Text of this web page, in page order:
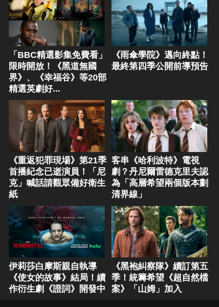
「BBC精選影集免費看」
限時開放！《黑道無國
界》、《幸福谷》等20部
精選英劇好...
《雨傘學院》邁向終點！
最終第四季公開前導預告
《重返犯罪現場》第21季
首播紀念已逝演員！「尼
克」喊話請觀眾備好衛生
紙
客串《哈利波特》電視
劇？丹尼爾雷德克里夫認
為「高層希望兩個版本劃
清界線」
伊莉莎白摩斯親自執導
《使女的故事》結局！續
作衍生劇《證詞》開發中
《黑袍糾察隊》續訂第五
季！統籌希望《超自然檔
案》「山姆」加入